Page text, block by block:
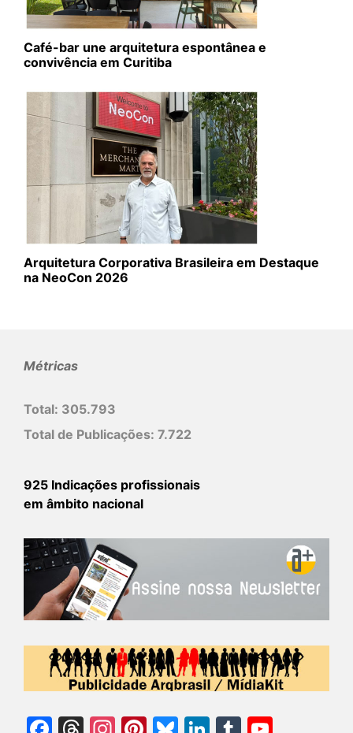
Café-bar une arquitetura espontânea e
convivência em Curitiba
Arquitetura Corporativa Brasileira em Destaque
na NeoCon 2026
Métricas
Total: 305.793
Total de Publicações: 7.722
925 Indicações profissionais
em âmbito nacional